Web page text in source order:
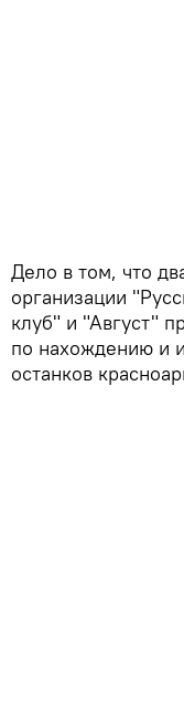
Дело в том, что
организации
клуб" и "Август"
по нахождению и
останков